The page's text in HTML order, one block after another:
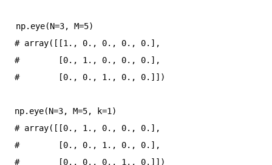
np.eye(N=3, M=5)
# array([[1., 0., 0., 0., 0.],
#        [0., 1., 0., 0., 0.],
#        [0., 0., 1., 0., 0.]])
np.eye(N=3, M=5, k=1)
# array([[0., 1., 0., 0., 0.],
#        [0., 0., 1., 0., 0.],